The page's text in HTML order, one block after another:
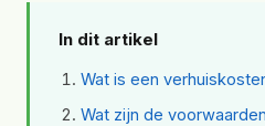
In dit artikel
Wat is een
Wat zijn de